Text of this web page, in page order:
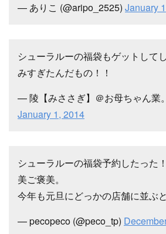
— ありこ (@aripo_2525) January
シューラルーの福袋もゲットして
みすぎたんだもの！！
— 陵【みささぎ】＠お母ちゃん業
January 1, 2014
シューラルーの福袋予約したった
美ご褒美。
今年も元旦にどっかの店舗に並ぶ
— pecopeco (@peco_tp)